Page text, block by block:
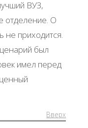
ВУЗ,
отделение. О
не приходится.
был
имел перед
Вверх